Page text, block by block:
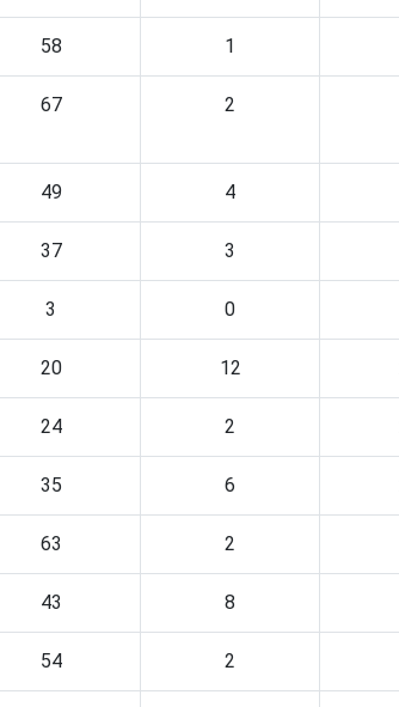
58 1
67 2
49 4
37 3
3 0
20 12
24 2
35 6
63 2
43 8
54 2